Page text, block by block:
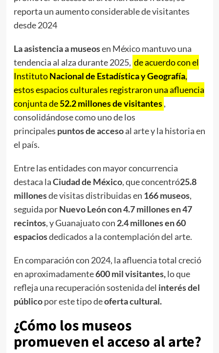
reporta un aumento considerable de visitantes
desde 2024
La asistencia a museosen México mantuvo una
tendencia al alza durante 2025, de acuerdo con el
InstitutoNacional de Estadística y Geografía,
estos espacios culturales registraron una afluencia
conjunta de52.2 millones de visitantes ,
consolidándose como uno de los
principales puntos de accesoal arte y la historia en
el país.
Entre las entidades con mayor concurrencia
destaca laCiudad de México, que concentró25.8
millonesde visitas distribuidas en 166 museos,
seguida porNuevo León con 4.7 millones en 47
recintos, y Guanajuato con 2.4 millones en 60
espaciosdedicados a la contemplación del arte.
En comparación con 2024, la afluencia total creció
en aproximadamente600 mil visitantes,lo que
refleja una recuperación sostenida del interés del
públicopor este tipo deoferta cultural.
¿Cómo los museos
promueven el acceso al arte?